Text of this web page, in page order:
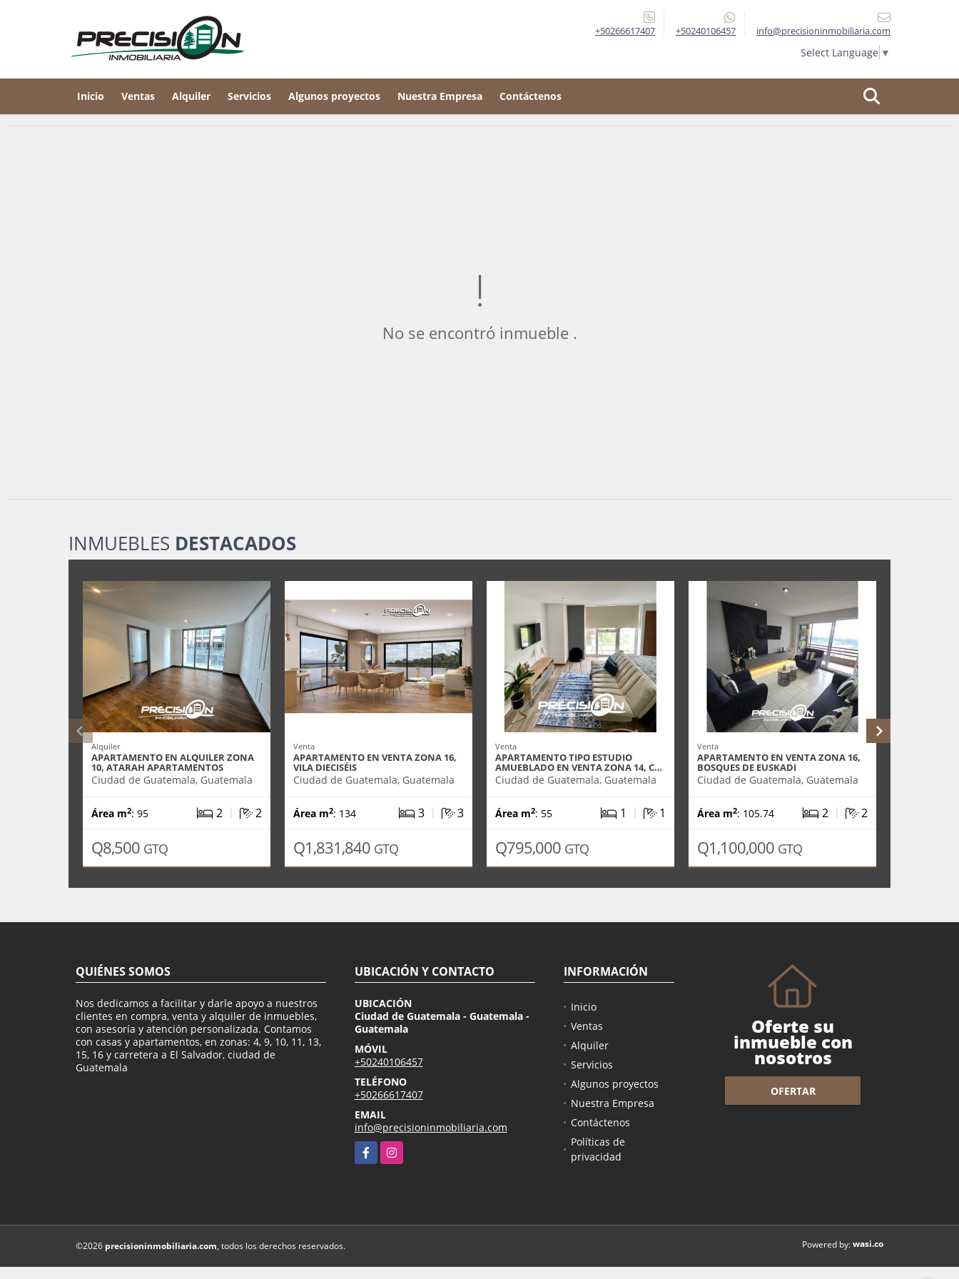
+50266617407 +50240106457 info@precisioninmobiliaria.com
Select Language ▼
Inicio Ventas Alquiler Servicios Algunos proyectos Nuestra Empresa Contáctenos
No se encontró inmueble .
INMUEBLES DESTACADOS
Alquiler
APARTAMENTO EN ALQUILER ZONA
10, ATARAH APARTAMENTOS
Ciudad de Guatemala, Guatemala
Área m2: 95 2 | 2
Q8,500 GTQ
Venta
APARTAMENTO EN VENTA ZONA 16,
VILA DIECISÉIS
Ciudad de Guatemala, Guatemala
Área m2: 134 3 | 3
Q1,831,840 GTQ
Venta
APARTAMENTO TIPO ESTUDIO
AMUEBLADO EN VENTA ZONA 14, C…
Ciudad de Guatemala, Guatemala
Área m2: 55 1 | 1
Q795,000 GTQ
Venta
APARTAMENTO EN VENTA ZONA 16,
BOSQUES DE EUSKADI
Ciudad de Guatemala, Guatemala
Área m2: 105.74 2 | 2
Q1,100,000 GTQ
QUIÉNES SOMOS
Nos dedicamos a facilitar y darle apoyo a nuestros
clientes en compra, venta y alquiler de inmuebles,
con asesoría y atención personalizada. Contamos
con casas y apartamentos, en zonas: 4, 9, 10, 11, 13,
15, 16 y carretera a El Salvador, ciudad de
Guatemala
UBICACIÓN Y CONTACTO
UBICACIÓN
Ciudad de Guatemala - Guatemala -
Guatemala
MÓVIL
+50240106457
TELÉFONO
+50266617407
EMAIL
info@precisioninmobiliaria.com
FacebookInstagram
INFORMACIÓN
Inicio
Ventas
Alquiler
Servicios
Algunos proyectos
Nuestra Empresa
Contáctenos
Políticas de
privacidad
Oferte su
inmueble con
nosotros
OFERTAR
©2026 precisioninmobiliaria.com, todos los derechos reservados. Powered by:wasi.co